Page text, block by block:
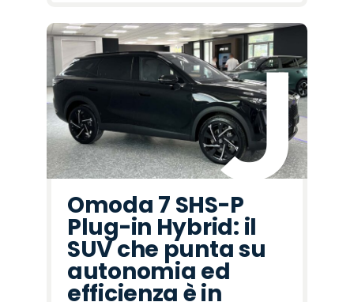
Omoda 7 SHS-P
Plug-in Hybrid: il
SUV che punta su
autonomia ed
efficienza è in